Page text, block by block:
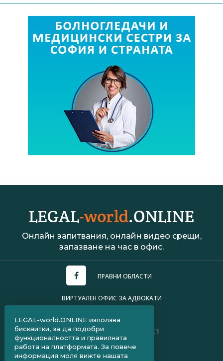
Онлайн запитвания, онлайн видео срещи,
запазване на час в офис.
ПРАВНИ ОБЛАСТИ
ВИРТУАЛЕН ОФИС ЗА АДВОКАТИ
ПОЛИТИКА ЗА ПОВЕРИТЕЛНОСТ
ЧЗВ ЗА КЛИЕНТИ
LEGAL-world.ONLINE използва
бисквитки, за да подобри
функционалността и правилната
работа на платформата. За повече
информация моля вижте нашата